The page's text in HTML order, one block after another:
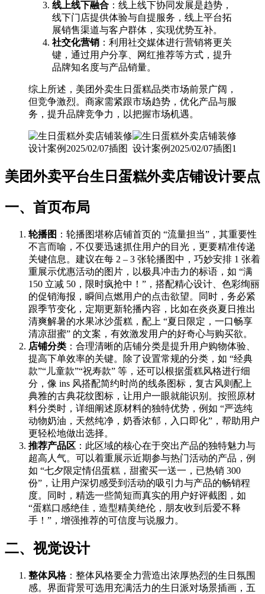
线上线下融合 ：线上线下协同发展是趋势，
线下门店提供体验与自提服务，线上平台拓
展销售渠道与客户群体，实现优势互补。
社交化营销 ：利用社交媒体进行营销将更关
键，通过用户分享、网红推荐等方式，提升
品牌知名度与产品销量。
综上所述，美团外卖生日蛋糕品类市场前景广阔，
但竞争激烈。商家需紧跟市场趋势，优化产品与服
务，提升品牌竞争力，以把握市场机遇。
美团外卖平台生日蛋糕外卖店铺设计要点
一、首页布局
轮播图 ：轮播图堪称店铺首页的 “流量担当”，其重要性
不言而喻，不仅要迅速抓住用户的目光，更要精准传递
关键信息。建议在每 2 – 3 张轮播图中，巧妙安排 1 张着
重展示优惠活动的图片，以极具冲击力的标语，如 “满
150 立减 50，限时疯抢中！”，搭配精心设计、色彩绚丽
的促销海报，瞬间点燃用户的点击欲望。同时，务必紧
跟季节变化，定期更新轮播内容，比如在炎炎夏日推出
清爽解暑的水果冰沙蛋糕，配上 “夏日限定，一口畅享
清凉甜蜜” 的文案，有效激发用户的好奇心与购买欲。
店铺分类 ：合理清晰的店铺分类是提升用户购物体验、
提高下单效率的关键。除了设置常规的分类，如 “经典
款”“儿童款”“祝寿款” 等，还可以根据蛋糕风格进行细
分，像 ins 风搭配简约时尚的线条图标，复古风则配上
典雅的古典花纹图标，让用户一眼就能识别。按照原材
料分类时，详细阐述原材料的独特优势，例如 “严选纯
动物奶油，天然纯净，奶香浓郁，入口即化”，帮助用户
更轻松地做出选择。
推荐产品区 ：此区域的核心在于突出产品的独特魅力与
超高人气。可以着重展示近期参与热门活动的产品，例
如 “七夕限定情侣蛋糕，甜蜜买一送一，已热销 300
份”，让用户深切感受到活动的吸引力与产品的畅销程
度。同时，精选一些简短而真实的用户好评截图，如
“蛋糕口感绝佳，造型精美绝伦，朋友收到后爱不释
手！”，增强推荐的可信度与说服力。
二、视觉设计
整体风格：整体风格要全力营造出浓厚热烈的生日氛围
感。界面背景可选用充满活力的生日派对场景插画，五